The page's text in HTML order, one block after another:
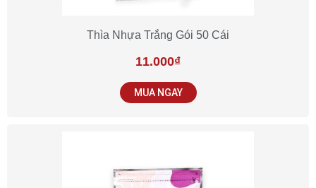
Thìa Nhựa Trắng Gói 50 Cái
11.000₫
MUA NGAY